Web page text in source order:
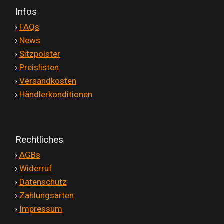
Infos
› FAQs
› News
› Sitzpolster
› Preislisten
› Versandkosten
› Händlerkonditionen
Rechtliches
› AGBs
› Widerruf
› Datenschutz
› Zahlungsarten
› Impressum